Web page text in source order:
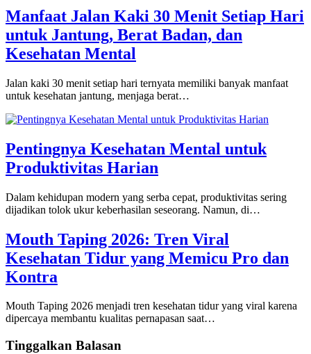
Manfaat Jalan Kaki 30 Menit Setiap Hari
untuk Jantung, Berat Badan, dan
Kesehatan Mental
Jalan kaki 30 menit setiap hari ternyata memiliki banyak manfaat
untuk kesehatan jantung, menjaga berat…
Pentingnya Kesehatan Mental untuk
Produktivitas Harian
Dalam kehidupan modern yang serba cepat, produktivitas sering
dijadikan tolok ukur keberhasilan seseorang. Namun, di…
Mouth Taping 2026: Tren Viral
Kesehatan Tidur yang Memicu Pro dan
Kontra
Mouth Taping 2026 menjadi tren kesehatan tidur yang viral karena
dipercaya membantu kualitas pernapasan saat…
Tinggalkan Balasan